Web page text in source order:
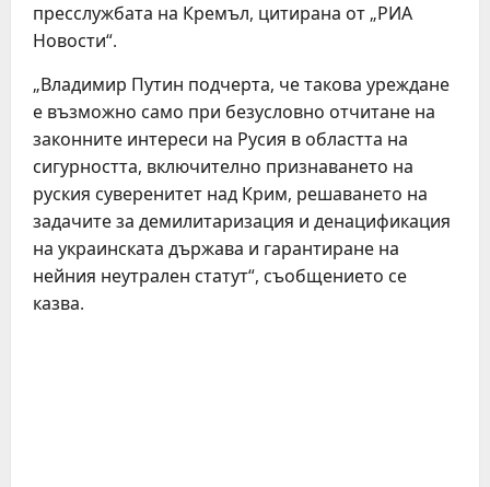
пресслужбата на Кремъл, цитирана от „РИА
Новости“.
„Владимир Путин подчерта, че такова уреждане
е възможно само при безусловно отчитане на
законните интереси на Русия в областта на
сигурността, включително признаването на
руския суверенитет над Крим, решаването на
задачите за демилитаризация и денацификация
на украинската държава и гарантиране на
нейния неутрален статут“, съобщението се
казва.